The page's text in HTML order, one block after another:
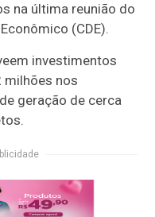
na última reunião do
(CDE).
investimentos
milhões nos
geração de cerca